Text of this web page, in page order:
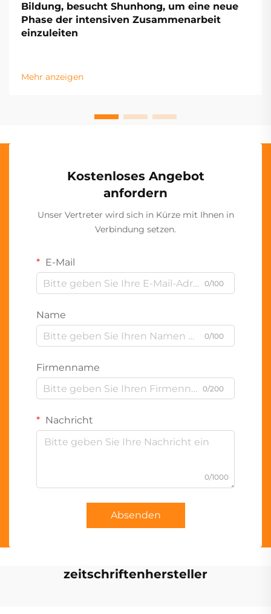
Bildung, besucht Shunhong, um eine neue
Phase der intensiven Zusammenarbeit
einzuleiten
Mehr anzeigen
Kostenloses Angebot
anfordern
Unser Vertreter wird sich in Kürze mit Ihnen in
Verbindung setzen.
E-Mail
0/100
Name
0/100
Firmenname
0/200
Nachricht
0/1000
Absenden
zeitschriftenhersteller